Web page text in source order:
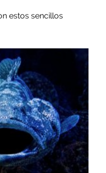
estos sencillos